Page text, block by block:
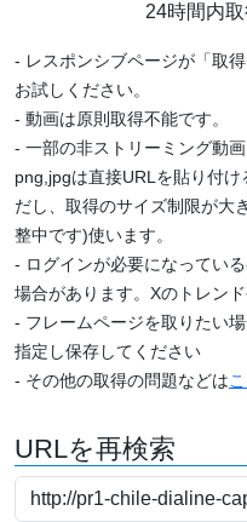
24時間内
- レスポンシブページが「取
お試しください。
- 動画は原則取得不能です。
- 一部の非ストリーミング動
png,jpgは直接URLを貼り付
だし、取得のサイズ制限が大
整中です)使います。
- ログインが必要になってい
場合があります。Xのトレン
- フレームページを取りたい
指定し保存してください
- その他の取得の問題などは
URLを再検索